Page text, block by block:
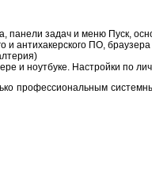
панели задач и меню Пуск,
и антихакерского ПО,
и ноутбуке. Настройки по
профессиональным